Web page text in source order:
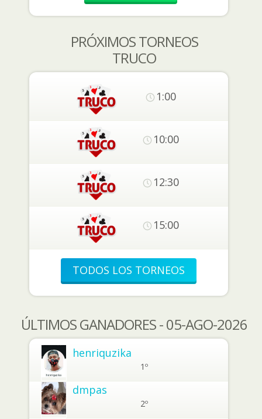
PRÓXIMOS TORNEOS
TRUCO
1:00
10:00
12:30
15:00
TODOS LOS TORNEOS
ÚLTIMOS GANADORES - 05-AGO-2026
henriquzika
1º
dmpas
2º